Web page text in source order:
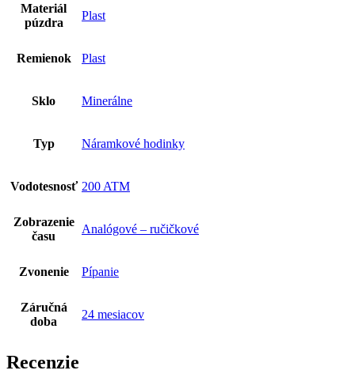
Materiál
púzdra
Plast
Remienok Plast
Sklo Minerálne
Typ Náramkové hodinky
Vodotesnosť 200 ATM
Zobrazenie
času
Analógové – ručičkové
Zvonenie Pípanie
Záručná
doba
24 mesiacov
Recenzie